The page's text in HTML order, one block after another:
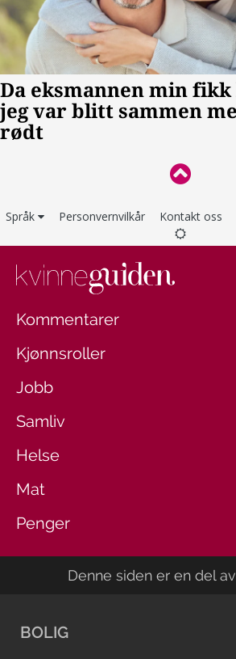
Språk Personvernvilkår Kontakt oss
Kommentarer
Kjønnsroller
Jobb
Samliv
Helse
Mat
Penger
Denne siden er en del av
BOLIG